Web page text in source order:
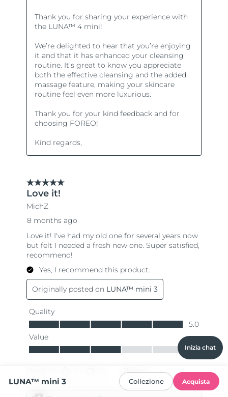
Inizia chat
LUNA™ mini 3 Collezione Acquista